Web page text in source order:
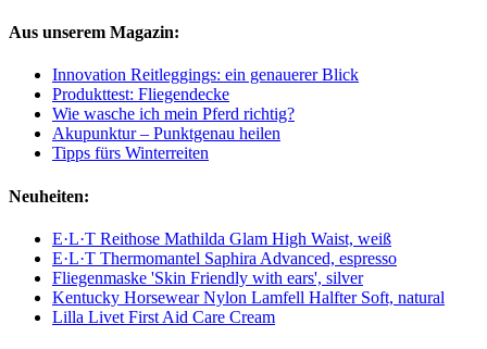
Aus unserem Magazin:
Innovation Reitleggings: ein genauerer Blick
Produkttest: Fliegendecke
Wie wasche ich mein Pferd richtig?
Akupunktur – Punktgenau heilen
Tipps fürs Winterreiten
Neuheiten:
E·L·T Reithose Mathilda Glam High Waist, weiß
E·L·T Thermomantel Saphira Advanced, espresso
Fliegenmaske 'Skin Friendly with ears', silver
Kentucky Horsewear Nylon Lamfell Halfter Soft, natural
Lilla Livet First Aid Care Cream